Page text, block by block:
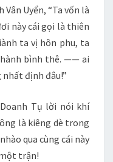
Uyển, “Ta vốn là
này cái gọi là thiên
ta vị hôn phu, ta
bình thê. —— ai
định đâu!”
Tụ lời nói khí
là kiêng dè trong
qua cùng cái này
trận!